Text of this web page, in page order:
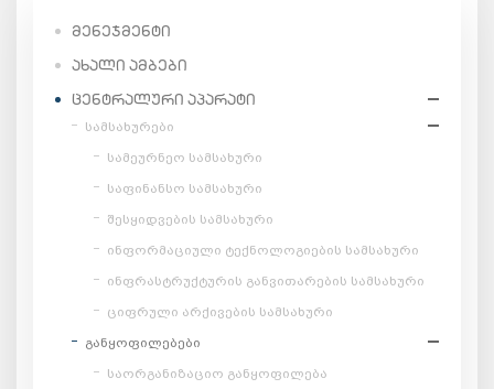
ᲛᲔᲜᲔᲯᲛᲔᲜᲢᲘ
ᲐᲮᲐᲚᲘ ᲐᲛᲑᲔᲑᲘ
ᲪᲔᲜᲢᲠᲐᲚᲣᲠᲘ ᲐᲞᲐᲠᲐᲢᲘ
სამსახურები
სამეურნეო სამსახური
საფინანსო სამსახური
შესყიდვების სამსახური
ინფორმაციული ტექნოლოგიების სამსახური
ინფრასტრუქტურის განვითარების სამსახური
ციფრული არქივების სამსახური
განყოფილებები
საორგანიზაციო განყოფილება